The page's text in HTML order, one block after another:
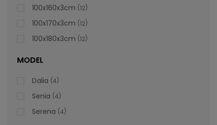
100x160x3cm 12
100x170x3cm 12
100x180x3cm 12
MODEL
Dalia 4
Senia 4
Serena 4